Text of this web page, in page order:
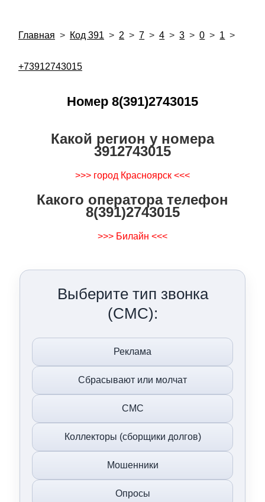
Главная > Код 391 > 2 > 7 > 4 > 3 > 0 > 1 >
+73912743015
Номер 8(391)2743015
Какой регион у номера
3912743015
>>> город Красноярск <<<
Какого оператора телефон
8(391)2743015
>>> Билайн <<<
Выберите тип звонка
(СМС):
Реклама
Сбрасывают или молчат
СМС
Коллекторы (сборщики долгов)
Мошенники
Опросы